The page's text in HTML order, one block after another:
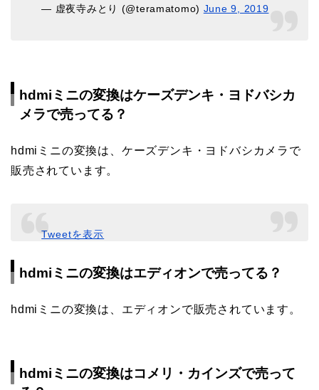
— 虚夜寺みとり (@teramatomo) June 9, 2019
hdmiミニの変換はケーズデンキ・ヨドバシカ
メラで売ってる？
hdmiミニの変換は、ケーズデンキ・ヨドバシカメラで
販売されています。
Tweetを表示
hdmiミニの変換はエディオンで売ってる？
hdmiミニの変換は、エディオンで販売されています。
hdmiミニの変換はコメリ・カインズで売って